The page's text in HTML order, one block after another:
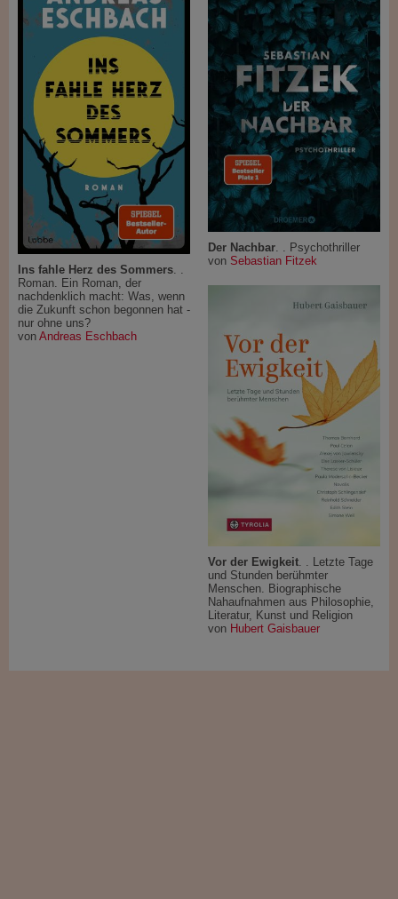
Ins fahle Herz des Sommers
Roman. Ein Roman, der
nachdenklich macht: Was, wenn
die Zukunft schon begonnen hat -
nur ohne uns?
von Andreas Eschbach
Der Nachbar. . Psychothriller
von Sebastian Fitzek
Vor der Ewigkeit. . Letzte Tage
und Stunden berühmter
Menschen. Biographische
Nahaufnahmen aus Philosophie,
Literatur, Kunst und Religion
von Hubert Gaisbauer